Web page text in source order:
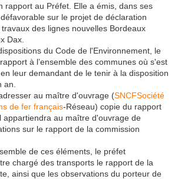
rapport au Préfet. Elle a émis, dans ses
sur le projet de déclaration
des lignes nouvelles Bordeaux
Dax.
du Code de l'Environnement, le
à l’ensemble des communes où s'est
leur demandant de le tenir à la disposition
an.
au maître d'ouvrage (SNCFSociété
de fer français-Réseau) copie du rapport
appartiendra au maître d'ouvrage de
sur le rapport de la commission
de ces éléments, le préfet
chargé des transports le rapport de la
ainsi que les observations du porteur de